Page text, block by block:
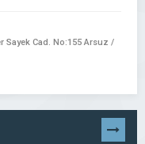
Sayek Cad. No:155 Arsuz /
TÜMÜNÜ